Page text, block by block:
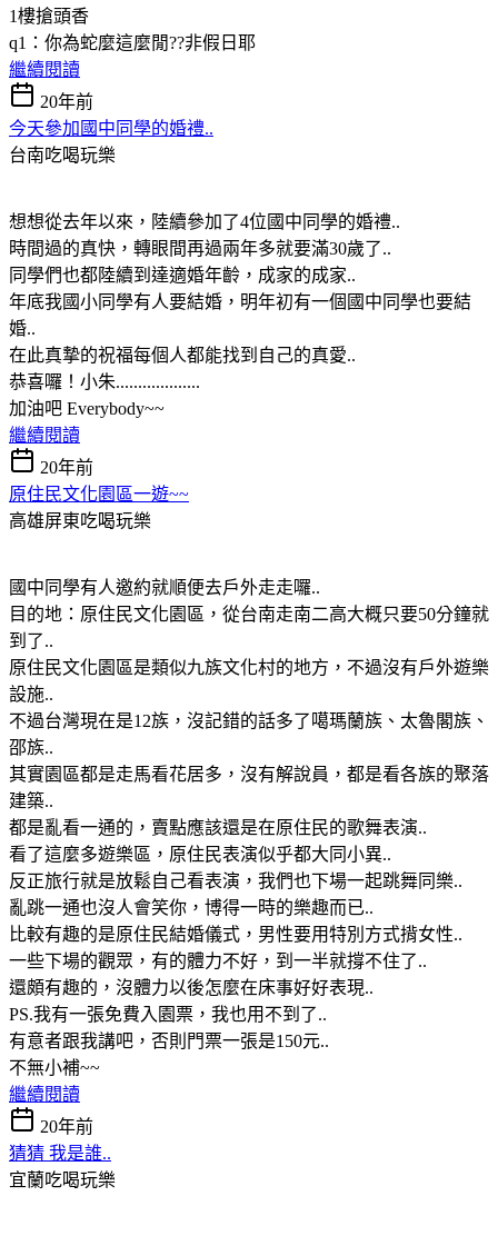
1樓搶頭香
q1：你為蛇麼這麼閒??非假日耶
繼續閱讀
20年前
今天參加國中同學的婚禮..
台南吃喝玩樂
想想從去年以來，陸續參加了4位國中同學的婚禮..
時間過的真快，轉眼間再過兩年多就要滿30歲了..
同學們也都陸續到達適婚年齡，成家的成家..
年底我國小同學有人要結婚，明年初有一個國中同學也要結
婚..
在此真摯的祝福每個人都能找到自己的真愛..
恭喜囉！小朱...................
加油吧 Everybody~~
繼續閱讀
20年前
原住民文化園區一遊~~
高雄屏東吃喝玩樂
國中同學有人邀約就順便去戶外走走囉..
目的地：原住民文化園區，從台南走南二高大概只要50分鐘就
到了..
原住民文化園區是類似九族文化村的地方，不過沒有戶外遊樂
設施..
不過台灣現在是12族，沒記錯的話多了噶瑪蘭族、太魯閣族、
邵族..
其實園區都是走馬看花居多，沒有解說員，都是看各族的聚落
建築..
都是亂看一通的，賣點應該還是在原住民的歌舞表演..
看了這麼多遊樂區，原住民表演似乎都大同小異..
反正旅行就是放鬆自己看表演，我們也下場一起跳舞同樂..
亂跳一通也沒人會笑你，博得一時的樂趣而已..
比較有趣的是原住民結婚儀式，男性要用特別方式揹女性..
一些下場的觀眾，有的體力不好，到一半就撐不住了..
還頗有趣的，沒體力以後怎麼在床事好好表現..
PS.我有一張免費入園票，我也用不到了..
有意者跟我講吧，否則門票一張是150元..
不無小補~~
繼續閱讀
20年前
猜猜 我是誰..
宜蘭吃喝玩樂